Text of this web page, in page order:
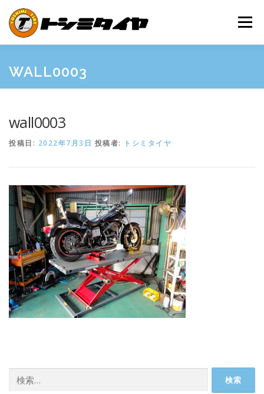
キ
メニュー
HOME MAINTENANCE
WALL0003
wall0003
投稿日: 2022年7月3日 投稿者: トシミタイヤ
索: